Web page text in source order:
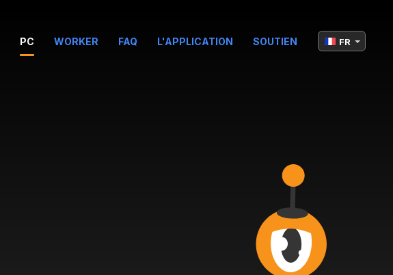
PC WORKER FAQ L'APPLICATION SOUTIEN FR